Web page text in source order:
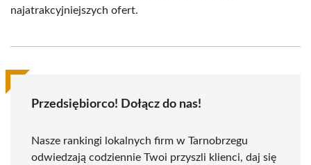
najatrakcyjniejszych ofert.
Przedsiębiorco! Dołącz do nas!
Nasze rankingi lokalnych firm w Tarnobrzegu
odwiedzają codziennie Twoi przyszli klienci, daj się